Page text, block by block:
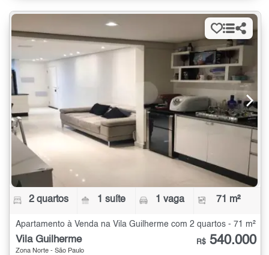
2 quartos 1 suíte 1 vaga 71 m²
Apartamento à Venda na Vila Guilherme com 2 quartos - 71 m²
Vila Guilherme
Zona Norte - São Paulo
R$ 540.000